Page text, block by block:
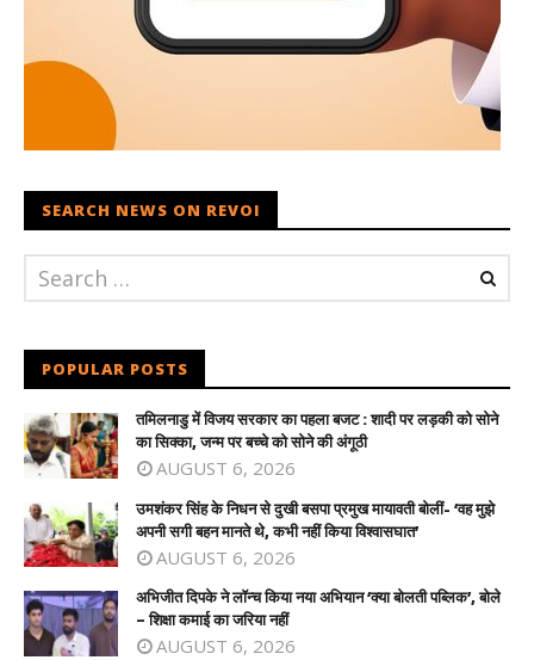
SEARCH NEWS ON REVOI
POPULAR POSTS
तमिलनाडु में विजय सरकार का पहला बजट : शादी पर लड़की को सोने
का सिक्का, जन्म पर बच्चे को सोने की अंगूठी
AUGUST 6, 2026
उमशंकर सिंह के निधन से दुखी बसपा प्रमुख मायावती बोलीं- ‘वह मुझे
अपनी सगी बहन मानते थे, कभी नहीं किया विश्वासघात’
AUGUST 6, 2026
अभिजीत दिपके ने लॉन्च किया नया अभियान ‘क्या बोलती पब्लिक’, बोले
– शिक्षा कमाई का जरिया नहीं
AUGUST 6, 2026